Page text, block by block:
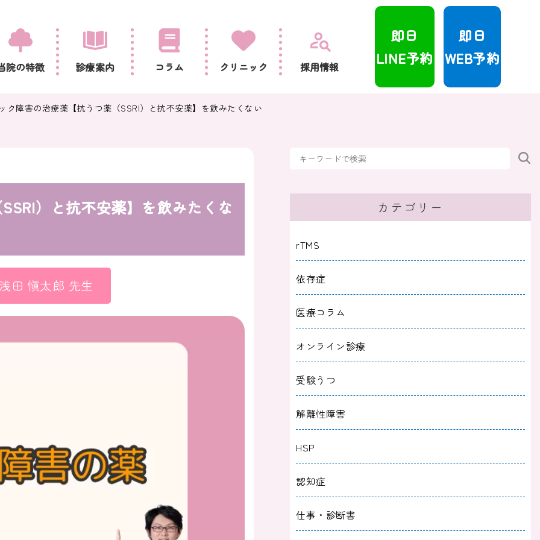
院の特徴 診療案内 コラム クリニック 採用情報
即日
LINE予約
即日
WEB予約
ク障害の治療薬【抗うつ薬（SSRI）と抗不安薬】を飲みたくない
）と抗不安薬】を飲みたくな
田 愼太郎 先生
カテゴリー
rTMS
依存症
医療コラム
オンライン診療
受験うつ
解離性障害
HSP
認知症
仕事・診断書